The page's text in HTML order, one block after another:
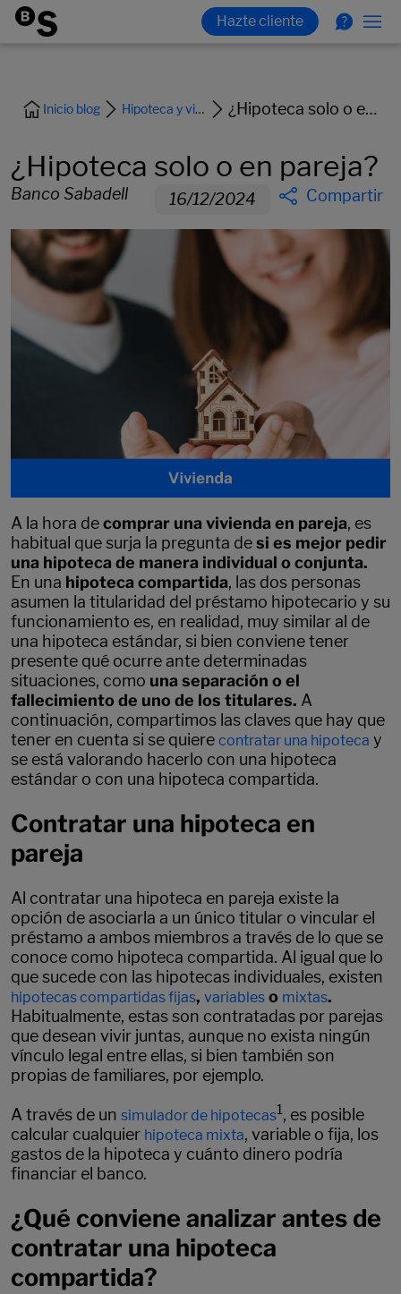
Inicio blog Hipoteca y vivienda ¿Hipoteca solo o en pareja?
¿Hipoteca solo o en pareja?
Banco Sabadell 16/12/2024 Compartir
A la hora decomprar una vivienda en pareja, es
habitual que surja la pregunta desi es mejor pedir
una hipoteca de manera individual o conjunta.
En una hipoteca compartida, las dos personas
asumen la titularidad del préstamo hipotecario y su
funcionamiento es, en realidad, muy similar al de
una hipoteca estándar, si bien conviene tener
presente qué ocurre ante determinadas
situaciones, como una separación o el
fallecimiento de uno de los titulares. A
continuación, compartimos las claves que hay que
tener en cuenta si se quiere contratar una hipoteca y
se está valorando hacerlo con una hipoteca
estándar o con una hipoteca compartida.
Contratar una hipoteca en
pareja
Al contratar una hipoteca en pareja existe la
opción de asociarla a un único titular o vincular el
préstamo a ambos miembros a través de lo que se
conoce como hipoteca compartida. Al igual que lo
que sucede con las hipotecas individuales, existen
hipotecas compartidasfijas, variables o mixtas.
Habitualmente, estas son contratadas por parejas
que desean vivir juntas, aunque no exista ningún
vínculo legal entre ellas, si bien también son
propias de familiares, por ejemplo.
A través de un simulador de hipotecas1, es posible
calcular cualquier hipoteca mixta, variable o fija, los
gastos de la hipoteca y cuánto dinero podría
financiar el banco.
¿Qué conviene analizar antes de
contratar una hipoteca
compartida?